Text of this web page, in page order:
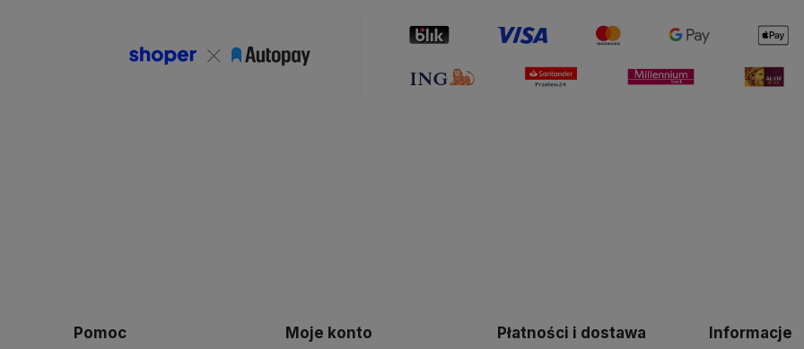
Pomoc Moje konto Płatności i dostawa Informacje